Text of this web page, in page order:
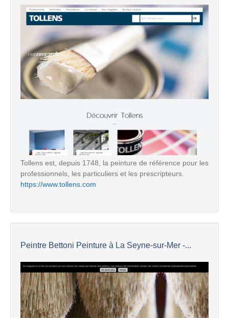
Tollens est, depuis 1748, la peinture de référence pour les
professionnels, les particuliers et les prescripteurs.
https://www.tollens.com
Peintre Bettoni Peinture à La Seyne-sur-Mer -...